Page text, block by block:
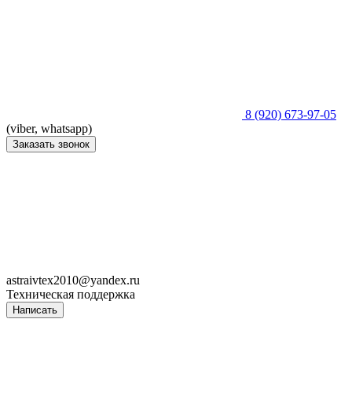
8 (920) 673-97-05
(viber, whatsapp)
Заказать звонок
astraivtex2010@yandex.ru
Техническая поддержка
Написать